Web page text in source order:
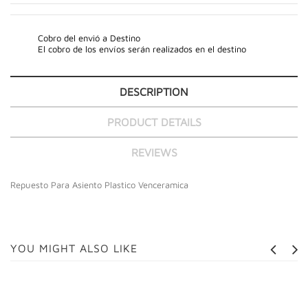
Cobro del envió a Destino
El cobro de los envíos serán realizados en el destino
DESCRIPTION
PRODUCT DETAILS
REVIEWS
Repuesto Para Asiento Plastico Venceramica
YOU MIGHT ALSO LIKE